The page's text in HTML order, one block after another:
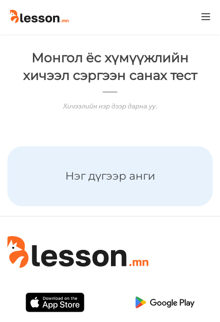
Монгол ёс хүмүүжлийн
хичээл сэргээн санах тест
Хичээлийн нэр дээр дарна уу.
Нэг дүгээр анги